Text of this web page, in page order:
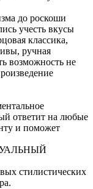
до роскоши
учесть вкусы
классика,
ручная
возможность не
ответит на любые
и поможет
стилистических